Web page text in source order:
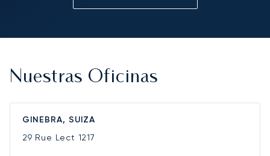
Nuestras Oficinas
GINEBRA, SUIZA
29 Rue Lect 1217